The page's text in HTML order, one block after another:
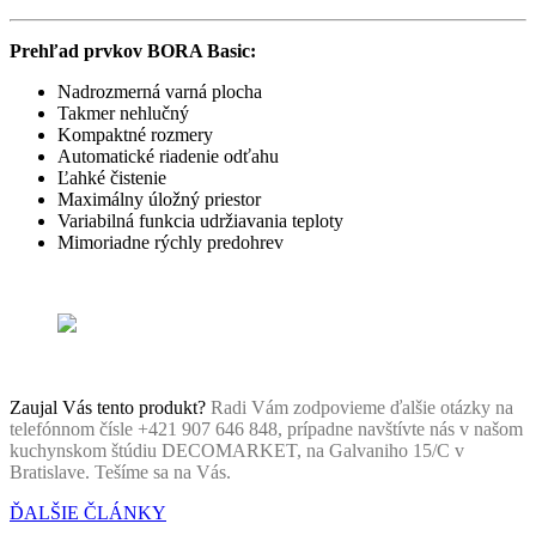
Prehľad prvkov BORA Basic:
Nadrozmerná varná plocha
Takmer nehlučný
Kompaktné rozmery
Automatické riadenie odťahu
Ľahké čistenie
Maximálny úložný priestor
Variabilná funkcia udržiavania teploty
Mimoriadne rýchly predohrev
Zaujal Vás tento produkt? Radi Vám zodpovieme ďalšie otázky na
telefónnom čísle +421 907 646 848, prípadne navštívte nás v našom
kuchynskom štúdiu DECOMARKET, na Galvaniho 15/C v
Bratislave. Tešíme sa na Vás.
ĎALŠIE ČLÁNKY